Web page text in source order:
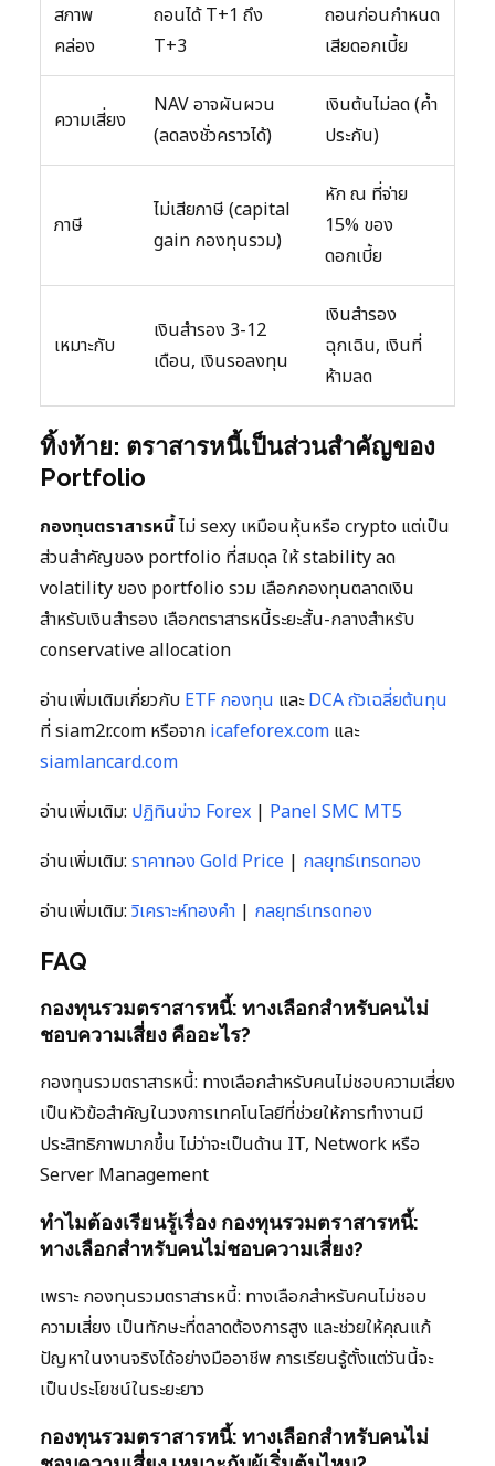
สภาพ
คล่อง
ถอนได้ T+1 ถึง
T+3
ถอนก่อนกำหนด
เสียดอกเบี้ย
ความเสี่ยง
NAV อาจผันผวน
(ลดลงชั่วคราวได้)
เงินต้นไม่ลด (ค้ำ
ประกัน)
ภาษี
ไม่เสียภาษี (capital
gain กองทุนรวม)
หัก ณ ที่จ่าย
15% ของ
ดอกเบี้ย
เหมาะกับ
เงินสำรอง 3-12
เดือน, เงินรอลงทุน
เงินสำรอง
ฉุกเฉิน, เงินที่
ห้ามลด
ทิ้งท้าย: ตราสารหนี้เป็นส่วนสำคัญของ
Portfolio
กองทุนตราสารหนี้ไม่ sexy เหมือนหุ้นหรือ crypto แต่เป็น
ส่วนสำคัญของ portfolio ที่สมดุล ให้ stability ลด
volatility ของ portfolio รวม เลือกกองทุนตลาดเงิน
สำหรับเงินสำรอง เลือกตราสารหนี้ระยะสั้น-กลางสำหรับ
conservative allocation
อ่านเพิ่มเติมเกี่ยวกับ ETF กองทุน และDCA ถัวเฉลี่ยต้นทุน
ที่ siam2r.com หรือจาก icafeforex.com และ
siamlancard.com
อ่านเพิ่มเติม: ปฏิทินข่าว Forex | Panel SMC MT5
อ่านเพิ่มเติม: ราคาทอง Gold Price | กลยุทธ์เทรดทอง
อ่านเพิ่มเติม: วิเคราะห์ทองคำ | กลยุทธ์เทรดทอง
FAQ
กองทุนรวมตราสารหนี้: ทางเลือกสำหรับคนไม่
ชอบความเสี่ยง คืออะไร?
กองทุนรวมตราสารหนี้: ทางเลือกสำหรับคนไม่ชอบความเสี่ยง
เป็นหัวข้อสำคัญในวงการเทคโนโลยีที่ช่วยให้การทำงานมี
ประสิทธิภาพมากขึ้น ไม่ว่าจะเป็นด้าน IT, Network หรือ
Server Management
ทำไมต้องเรียนรู้เรื่อง กองทุนรวมตราสารหนี้:
ทางเลือกสำหรับคนไม่ชอบความเสี่ยง?
เพราะ กองทุนรวมตราสารหนี้: ทางเลือกสำหรับคนไม่ชอบ
ความเสี่ยง เป็นทักษะที่ตลาดต้องการสูง และช่วยให้คุณแก้
ปัญหาในงานจริงได้อย่างมืออาชีพ การเรียนรู้ตั้งแต่วันนี้จะ
เป็นประโยชน์ในระยะยาว
กองทุนรวมตราสารหนี้: ทางเลือกสำหรับคนไม่